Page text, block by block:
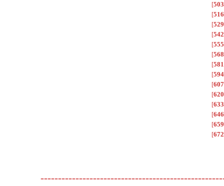
[503
[516
[529
[542
[555
[568
[581
[594
[607
[620
[633
[646
[659
[672